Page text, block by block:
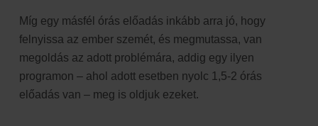
Míg egy másfél órás előadás inkább arra jó, hogy
felnyissa az ember szemét, és megmutassa, van
megoldás az adott problémára, addig egy ilyen
programon – ahol adott esetben nyolc 1,5-2 órás
előadás van – meg is oldjuk ezeket.